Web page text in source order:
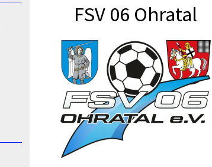
FSV 06 Ohratal